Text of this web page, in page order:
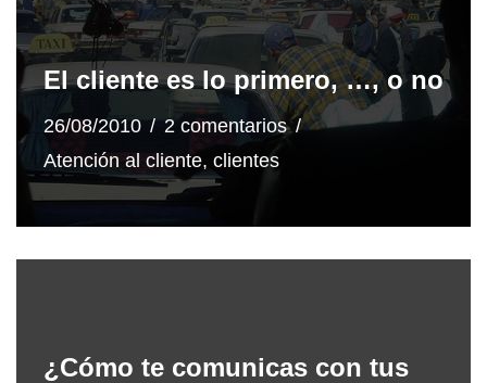
El cliente es lo primero, …, o no
26/08/2010
2 comentarios
Atención al cliente, clientes
¿Cómo te comunicas con tus